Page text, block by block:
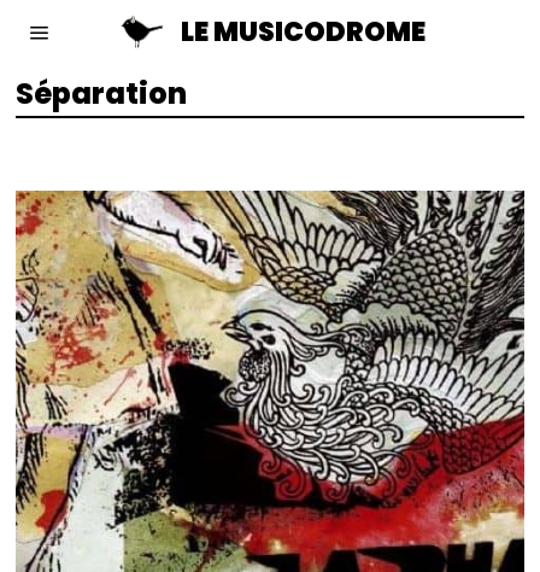
LE MUSICODROME
Séparation